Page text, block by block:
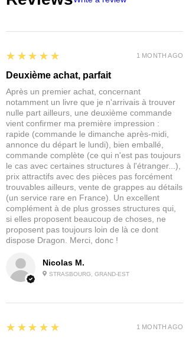
pour toutes sortes de jeux de
créer de superbes aires de jeu.
Les pièces en Plastique peuvent
nécessiter l'utilisation d'un cutter pour
être retirer de leur emballage et un
léger ponçage des bords rugueux.
nous recommander de tester
l'assemblage des sections avant de les
coller ensemble de façon permanente
CONVIENT À :Bolt Action, Warhammer,
Ranger of the shadow deep, sellswords
and spellslingers...
Nicolas M.
STRASBOURG, GRAND-EST
5
★★★★★
Deuxième achat, parfait
Après un premier achat, concernant
notamment un livre que je n'arrivais à trouver
nulle part ailleurs, une deuxième commande
vient confirmer ma première impression :
rapide (commande le dimanche après-midi,
annonce du départ le lundi), bien emballé,
commande complète (ce qui n'est pas toujours
le cas avec certaines structures à l'étranger...),
prix attractifs avec des pièces pas forcément
trouvables ailleurs, vente de grappes au détails
(un service rare en France). Un excellent
complément à de plus grosses structures qui,
si elles proposent beaucoup de choses, ne
proposent pas toujours loin de là ce dont
dispose Dragon. Merci, donc !
1 MONTH AGO
5
★★★★★ 1 MONTH AGO